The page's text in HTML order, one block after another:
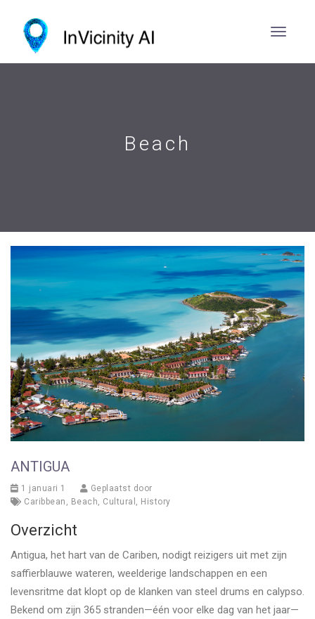
Beach
ANTIGUA
1 januari 1
Geplaatst door
Caribbean , Beach, Cultural , History
Overzicht
Antigua, het hart van de Cariben, nodigt reizigers uit met zijn
saffierblauwe wateren, weelderige landschappen en een
levensritme dat klopt op de klanken van steel drums en calypso.
Bekend om zijn 365 stranden—één voor elke dag van het jaar—